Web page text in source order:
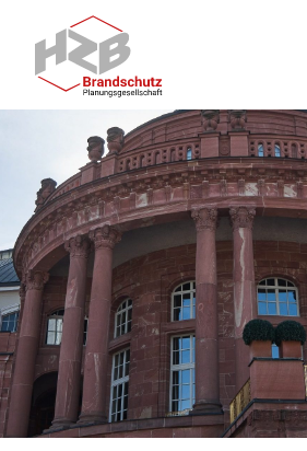
Leistungen
Planung
Prüfung
Referenzen
Über uns